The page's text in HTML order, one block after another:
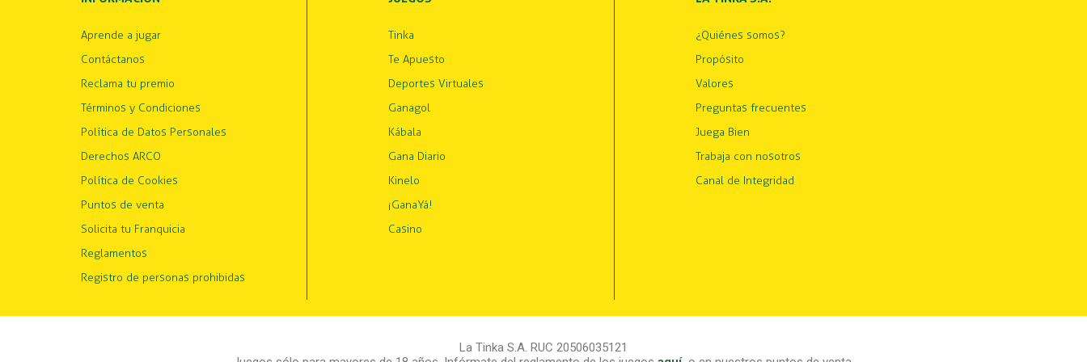
Aprende a jugar
Contáctanos
Reclama tu premio
Términos y Condiciones
Política de Datos Personales
Derechos ARCO
Política de Cookies
Puntos de venta
Solicita tu Franquicia
Reglamentos
Registro de personas prohibidas
Tinka
Te Apuesto
Deportes Virtuales
Ganagol
Kábala
Gana Diario
Kinelo
¡GanaYá!
Casino
¿Quiénes somos?
Propósito
Valores
Preguntas frecuentes
Juega Bien
Trabaja con nosotros
Canal de Integridad
La Tinka S.A. RUC 20506035121